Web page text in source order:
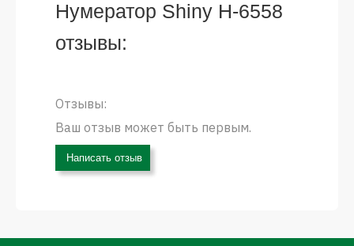
Нумератор Shiny H-6558
отзывы:
Отзывы:
Ваш отзыв может быть первым.
Написать отзыв